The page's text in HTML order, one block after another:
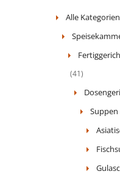
Alle Kategorien
(41)
Suppen